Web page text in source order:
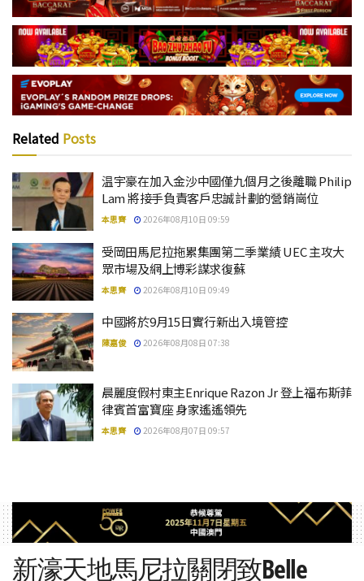
Related Posts
温宇豪在加入金沙中國僅九個月之後離職 Philip
Lam 將接手負責客戶忠誠計劃的營銷崗位
本思齊 2026年08月10日 09:59
受岡田馬尼拉拖累集團第二季業績 UEC 主攻大
眾市場及網上博彩謀求復蘇
本思齊 2026年08月10日 09:49
中國將於9月15日實行新出入境管控
陳嘉俊 2026年08月08日 07:38
晨麗度假村東主Enrique Razon Jr 登上福布斯菲
律賓首富寶座 身家遙遙領先
本思齊 2026年08月07日 09:57
新濠天地馬尼拉關閉致Belle